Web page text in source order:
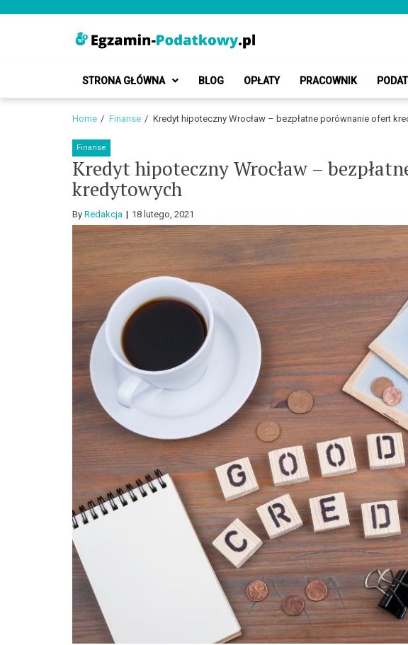
Egzamin-Podatkowy.pl
STRONA GŁÓWNA BLOG OPŁATY PRACOWNIK
Home Finanse Kredyt hipoteczny Wrocław – bezpłatne porównanie ofert
Finanse
Kredyt hipoteczny Wrocław –
kredytowych
By Redakcja 18 lutego, 2021